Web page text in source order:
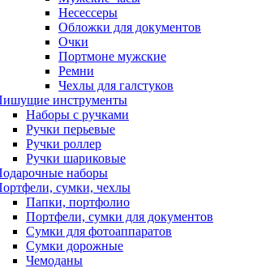
Несессеры
Обложки для документов
Очки
Портмоне мужские
Ремни
Чехлы для галстуков
инструменты
Наборы с ручками
Ручки перьевые
Ручки роллер
Ручки шариковые
наборы
сумки, чехлы
Папки, портфолио
Портфели, сумки для документов
Сумки для фотоаппаратов
Сумки дорожные
Чемоданы